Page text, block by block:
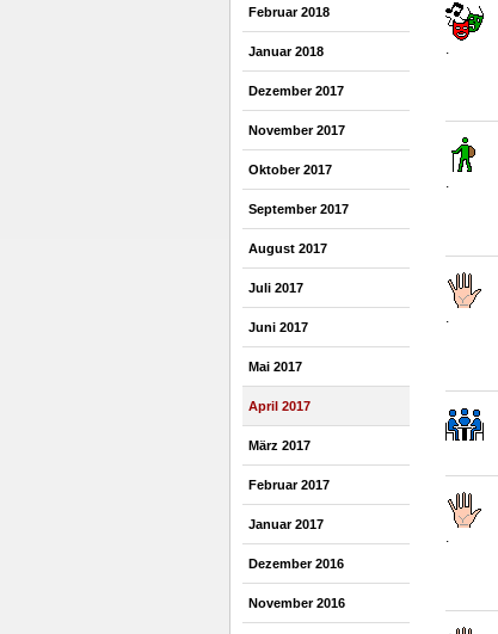
Februar 2018
Januar 2018
Dezember 2017
November 2017
Oktober 2017
September 2017
August 2017
Juli 2017
Juni 2017
Mai 2017
April 2017
März 2017
Februar 2017
Januar 2017
Dezember 2016
November 2016
.
.
.